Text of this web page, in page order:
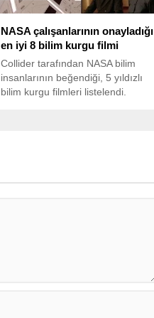
NASA çalışanlarının onayladığı
en iyi 8 bilim kurgu filmi
Collider tarafından NASA bilim
insanlarının beğendiği, 5 yıldızlı
bilim kurgu filmleri listelendi.